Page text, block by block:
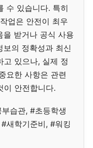
수 있습니다. 특히
업은 안전이 최우
을 받거나 공식 사용
의 정확성과 최신
고 있으나, 실제 정
요한 사항은 관련
이 안전합니다.
습관, #초등학생
새학기준비, #워킹